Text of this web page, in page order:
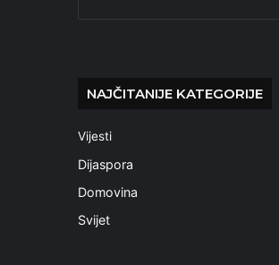
NAJČITANIJE KATEGORIJE
Vijesti
Dijaspora
Domovina
Svijet